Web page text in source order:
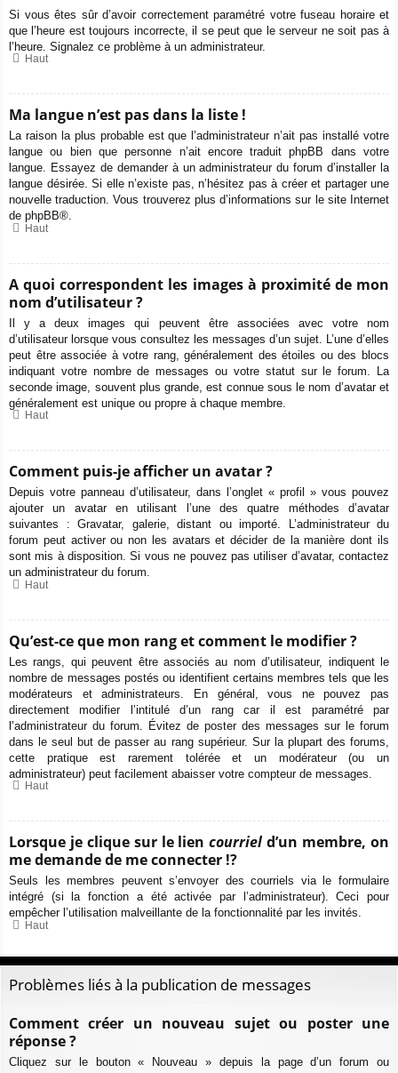
Si vous êtes sûr d’avoir correctement paramétré votre fuseau horaire et
que l’heure est toujours incorrecte, il se peut que le serveur ne soit pas à
l’heure. Signalez ce problème à un administrateur.
Haut
Ma langue n’est pas dans la liste !
La raison la plus probable est que l’administrateur n’ait pas installé votre
langue ou bien que personne n’ait encore traduit phpBB dans votre
langue. Essayez de demander à un administrateur du forum d’installer la
langue désirée. Si elle n’existe pas, n’hésitez pas à créer et partager une
nouvelle traduction. Vous trouverez plus d’informations sur le site Internet
de phpBB®.
Haut
A quoi correspondent les images à proximité de mon
nom d’utilisateur ?
Il y a deux images qui peuvent être associées avec votre nom
d’utilisateur lorsque vous consultez les messages d’un sujet. L’une d’elles
peut être associée à votre rang, généralement des étoiles ou des blocs
indiquant votre nombre de messages ou votre statut sur le forum. La
seconde image, souvent plus grande, est connue sous le nom d’avatar et
généralement est unique ou propre à chaque membre.
Haut
Comment puis-je afficher un avatar ?
Depuis votre panneau d’utilisateur, dans l’onglet « profil » vous pouvez
ajouter un avatar en utilisant l’une des quatre méthodes d’avatar
suivantes : Gravatar, galerie, distant ou importé. L’administrateur du
forum peut activer ou non les avatars et décider de la manière dont ils
sont mis à disposition. Si vous ne pouvez pas utiliser d’avatar, contactez
un administrateur du forum.
Haut
Qu’est-ce que mon rang et comment le modifier ?
Les rangs, qui peuvent être associés au nom d’utilisateur, indiquent le
nombre de messages postés ou identifient certains membres tels que les
modérateurs et administrateurs. En général, vous ne pouvez pas
directement modifier l’intitulé d’un rang car il est paramétré par
l’administrateur du forum. Évitez de poster des messages sur le forum
dans le seul but de passer au rang supérieur. Sur la plupart des forums,
cette pratique est rarement tolérée et un modérateur (ou un
administrateur) peut facilement abaisser votre compteur de messages.
Haut
Lorsque je clique sur le liencourrield’un membre, on
me demande de me connecter !?
Seuls les membres peuvent s’envoyer des courriels via le formulaire
intégré (si la fonction a été activée par l’administrateur). Ceci pour
empêcher l’utilisation malveillante de la fonctionnalité par les invités.
Haut
Problèmes liés à la publication de messages
Comment créer un nouveau sujet ou poster une
réponse ?
Cliquez sur le bouton « Nouveau » depuis la page d’un forum ou